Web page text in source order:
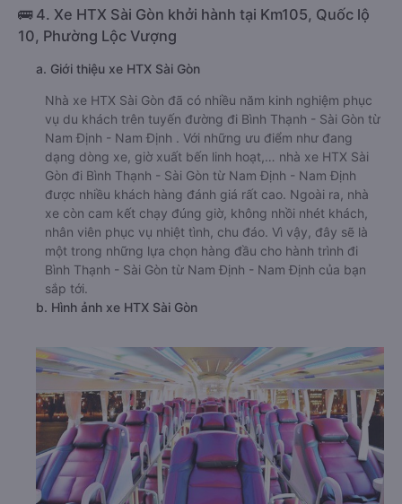
🚌 4. Xe HTX Sài Gòn khởi hành tại Km105, Quốc lộ
10, Phường Lộc Vượng
a. Giới thiệu xe HTX Sài Gòn
Nhà xe HTX Sài Gòn đã có nhiều năm kinh nghiệm phục
vụ du khách trên tuyến đường đi Bình Thạnh - Sài Gòn từ
Nam Định - Nam Định . Với những ưu điểm như đang
dạng dòng xe, giờ xuất bến linh hoạt,… nhà xe HTX Sài
Gòn đi Bình Thạnh - Sài Gòn từ Nam Định - Nam Định
được nhiều khách hàng đánh giá rất cao. Ngoài ra, nhà
xe còn cam kết chạy đúng giờ, không nhồi nhét khách,
nhân viên phục vụ nhiệt tình, chu đáo. Vì vậy, đây sẽ là
một trong những lựa chọn hàng đầu cho hành trình đi
Bình Thạnh - Sài Gòn từ Nam Định - Nam Định của bạn
sắp tới.
b. Hình ảnh xe HTX Sài Gòn